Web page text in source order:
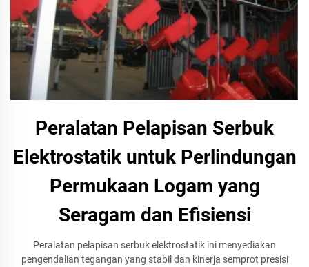
Peralatan Pelapisan Serbuk
Elektrostatik untuk Perlindungan
Permukaan Logam yang
Seragam dan Efisiensi
Peralatan pelapisan serbuk elektrostatik ini menyediakan
pengendalian tegangan yang stabil dan kinerja semprot presisi